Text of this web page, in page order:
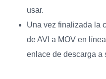
usar.
Una vez finalizada la
de AVI a MOV en
enlace de descarga a